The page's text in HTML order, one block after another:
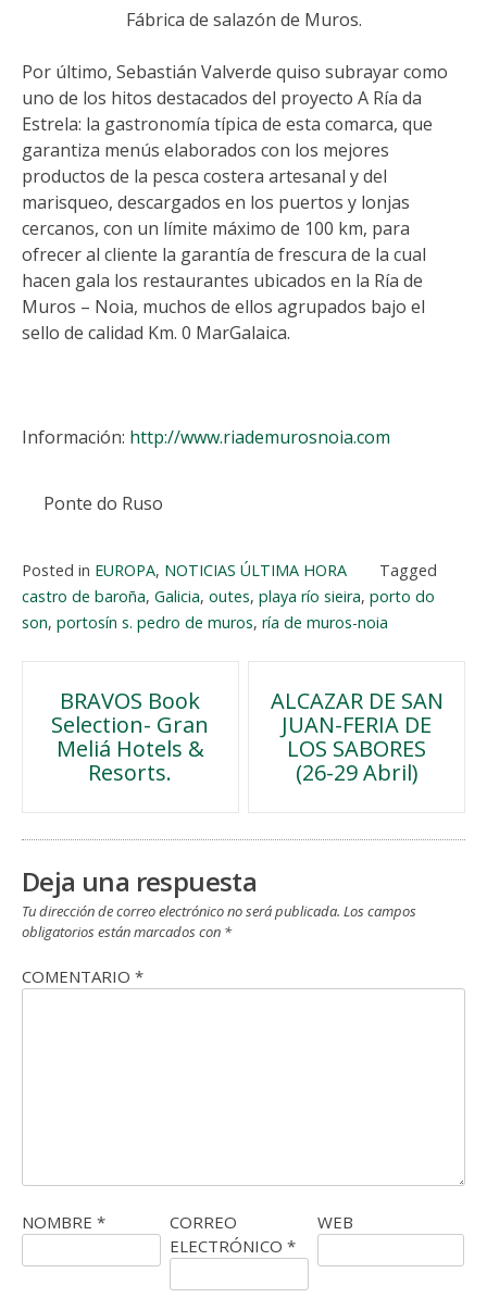
Fábrica de salazón de Muros.
Por último, Sebastián Valverde quiso subrayar como
uno de los hitos destacados del proyecto A Ría da
Estrela: la gastronomía típica de esta comarca, que
garantiza menús elaborados con los mejores
productos de la pesca costera artesanal y del
marisqueo, descargados en los puertos y lonjas
cercanos, con un límite máximo de 100 km, para
ofrecer al cliente la garantía de frescura de la cual
hacen gala los restaurantes ubicados en la Ría de
Muros – Noia, muchos de ellos agrupados bajo el
sello de calidad Km. 0 MarGalaica.
Información: http://www.riademurosnoia.com
Ponte do Ruso
Posted in EUROPA, NOTICIAS ÚLTIMA HORA
Tagged
castro de baroña, Galicia, outes, playa río sieira, porto do
son, portosín s. pedro de muros, ría de muros-noia
Navegación
de
entradas
BRAVOS Book
Selection- Gran
Meliá Hotels &
Resorts.
ALCAZAR DE SAN
JUAN-FERIA DE
LOS SABORES
(26-29 Abril)
Deja una respuesta
Tu dirección de correo electrónico no será publicada. Los campos
obligatorios están marcados con *
COMENTARIO *
NOMBRE *
CORREO
ELECTRÓNICO *
WEB